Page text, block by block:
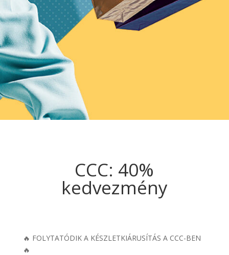
CCC: 40%
kedvezmény
🔥 FOLYTATÓDIK A KÉSZLETKIÁRUSÍTÁS A CCC-BEN
🔥